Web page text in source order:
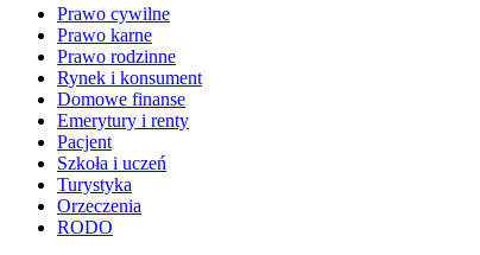
Prawo cywilne
Prawo karne
Prawo rodzinne
Rynek i konsument
Domowe finanse
Emerytury i renty
Pacjent
Szkoła i uczeń
Turystyka
Orzeczenia
RODO